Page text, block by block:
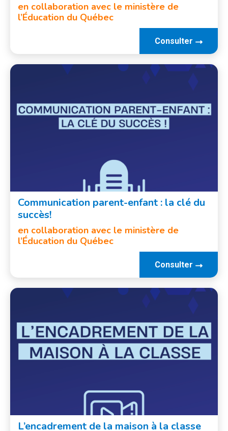
en collaboration avec le ministère de
l’Éducation du Québec
Consulter
Communication parent-enfant : la clé du
succès!
en collaboration avec le ministère de
l’Éducation du Québec
Consulter
L’encadrement de la maison à la classe